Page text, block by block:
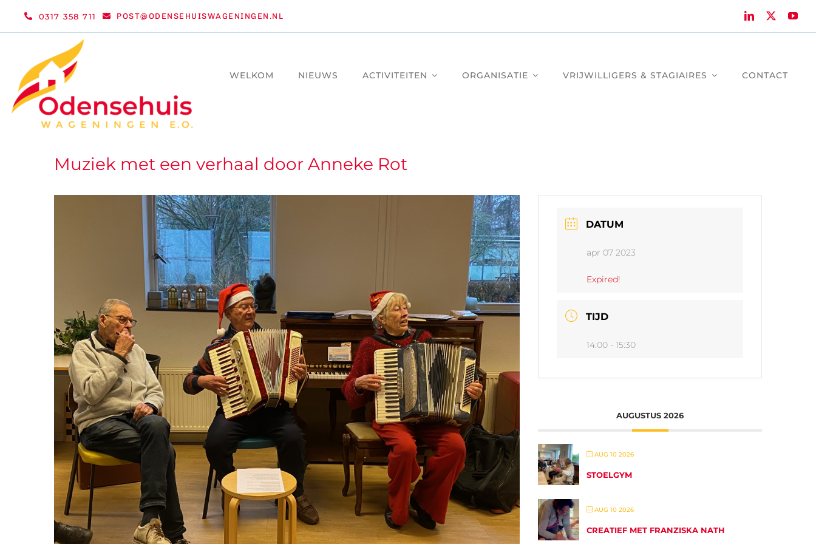
0317 358 711 POST@ODENSEHUISWAGENINGEN.NL
WELKOM NIEUWS ACTIVITEITEN ORGANISATIE VRIJWILLIGERS & STAGIAIRES CONTACT
Muziek met een verhaal door Anneke Rot
DATUM
apr 07 2023
Expired!
TIJD
14:00 - 15:30
AUGUSTUS 2026
AUG 10 2026
STOELGYM
AUG 10 2026
CREATIEF MET FRANZISKA NATH